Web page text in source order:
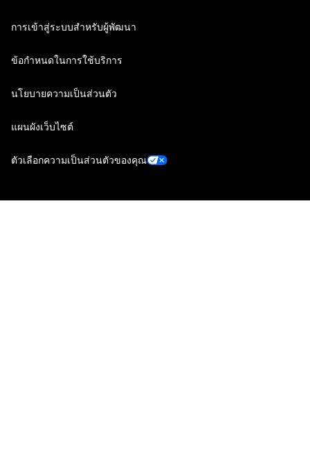
การเข้าสู่ระบบสำหรับผู้พัฒนา
ข้อกำหนดในการใช้บริการ
นโยบายความเป็นส่วนตัว
แผนผังเว็บไซต์
ตัวเลือกความเป็นส่วนตัวของคุณ